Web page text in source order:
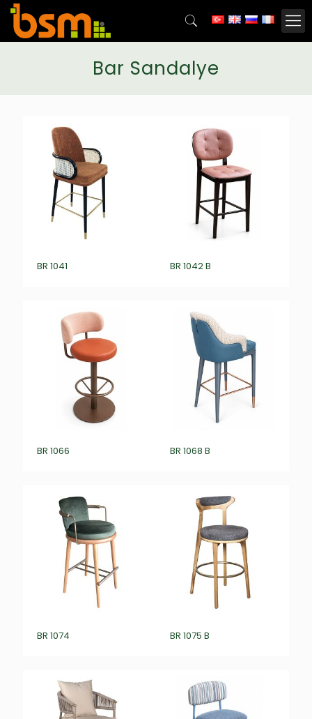
Bar Sandalye
BR 1041 BR 1042 B
BR 1066 BR 1068 B
BR 1074 BR 1075 B